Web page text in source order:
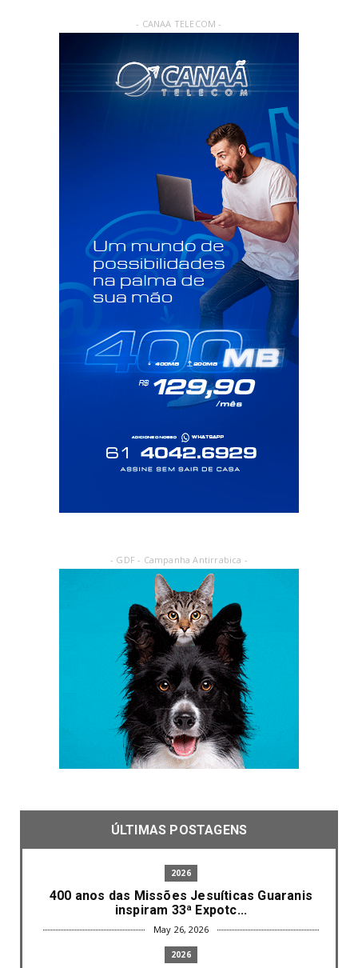
- CANAA TELECOM -
- GDF - Campanha Antirrabica -
ÚLTIMAS POSTAGENS
2026
400 anos das Missões Jesuíticas Guaranis
inspiram 33ª Expotc...
May 26, 2026
2026